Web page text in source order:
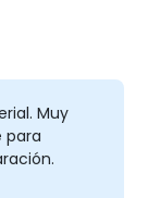
Muy
para